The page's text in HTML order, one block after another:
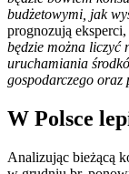
budżetowymi, jak
prognozują
będzie można liczyć
uruchamiania
gospodarczego
W Polsce
Analizując bieżącą